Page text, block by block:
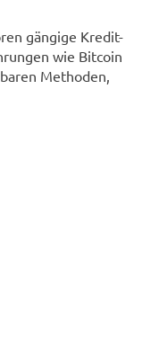
gängige Kredit-
wie Bitcoin
Methoden,